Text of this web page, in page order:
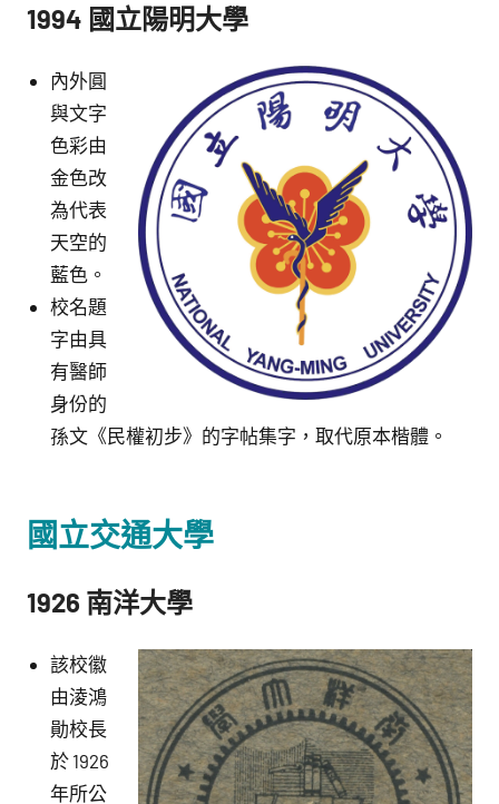
1994 國立陽明大學
內外圓
與文字
色彩由
金色改
為代表
天空的
藍色。
校名題
字由具
有醫師
身份的
孫文《民權初步》的字帖集字，取代原本楷體。
國立交通大學
1926 南洋大學
該校徽
由淩鴻
勛校長
於 1926
年所公